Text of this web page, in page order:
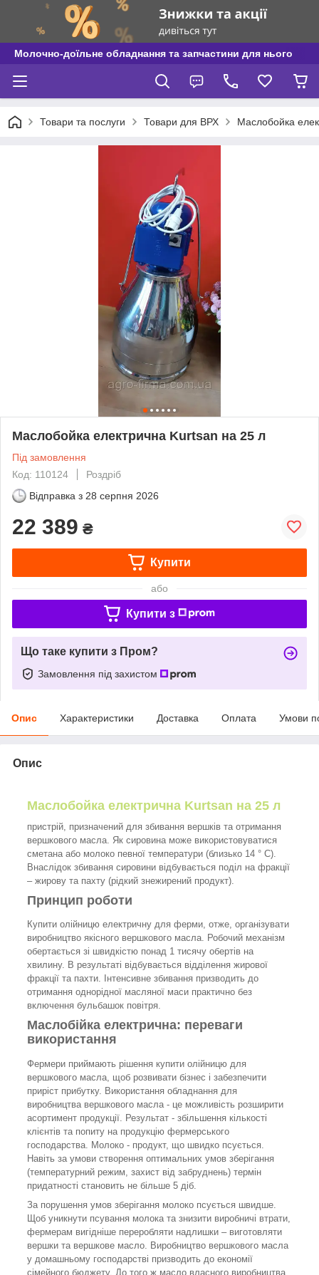
Молочно-доїльне обладнання та запчастини для нього
Товари та послуги Товари для ВРХ Маслобойка
Маслобойка електрична Kurtsan на 25 л
Під замовлення
Код: 110124
Роздріб
Відправка з 28 серпня 2026
22 389 ₴
Купити
або
Купити з
Що таке купити з Пром?
Замовлення під захистом
Опис Характеристики Доставка Оплата Умови
Опис
Маслобойка електрична Kurtsan на 25 л
пристрій, призначений для збивання вершків та отримання
вершкового масла. Як сировина може використовуватися
сметана або молоко певної температури (близько 14 ° C).
Внаслідок збивання сировини відбувається поділ на фракції
– жирову та пахту (рідкий знежирений продукт).
Принцип роботи
Купити олійницю електричну для ферми, отже, організувати
виробництво якісного вершкового масла. Робочий механізм
обертається зі швидкістю понад 1 тисячу обертів на
хвилину. В результаті відбувається відділення жирової
фракції та пахти. Інтенсивне збивання призводить до
отримання однорідної масляної маси практично без
включення бульбашок повітря.
Маслобійка електрична: переваги
використання
Фермери приймають рішення купити олійницю для
вершкового масла, щоб розвивати бізнес і забезпечити
приріст прибутку. Використання обладнання для
виробництва вершкового масла - це можливість розширити
асортимент продукції. Результат - збільшення кількості
клієнтів та попиту на продукцію фермерського
господарства. Молоко - продукт, що швидко псується.
Навіть за умови створення оптимальних умов зберігання
(температурний режим, захист від забруднень) термін
придатності становить не більше 5 діб.
За порушення умов зберігання молоко псується швидше.
Щоб уникнути псування молока та знизити виробничі втрати,
фермерам вигідніше переробляти надлишки – виготовляти
вершки та вершкове масло. Виробництво вершкового масла
у домашньому господарстві призводить до економії
сімейного бюджету. До того ж масло власного виробництва